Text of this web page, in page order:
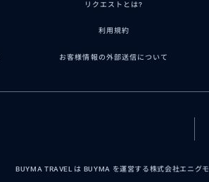
リクエストとは?
利用規約
お客様情報の外部送信について
BUYMA TRAVEL は BUYMA を運営する株式会社エニグ